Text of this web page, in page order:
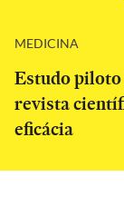
MEDICINA
Estudo
revista
eficácia